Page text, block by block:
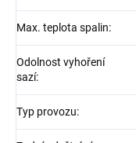
Max. teplota spalin:
Odolnost vyhoření
sazí:
Typ provozu: